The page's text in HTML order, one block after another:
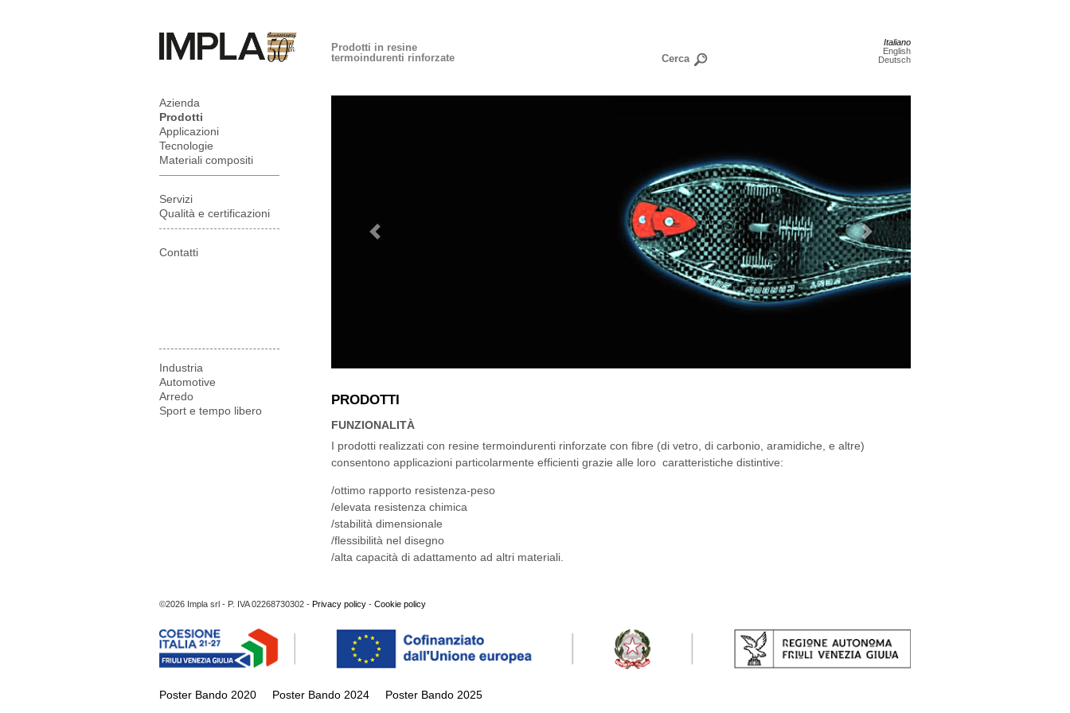
Prodotti in resine
termoindurenti rinforzate
Italiano
English
Deutsch
Azienda
Prodotti
Industria
Automotive
Arredo
Sport e tempo libero
Applicazioni
Tecnologie
Materiali compositi
Servizi
Qualità e certificazioni
Contatti
Previous Next
PRODOTTI
FUNZIONALITÀ
I prodotti realizzati con resine termoindurenti rinforzate con fibre (di vetro, di carbonio, aramidiche, e altre)
consentono applicazioni particolarmente efficienti grazie alle loro caratteristiche distintive:
ottimo rapporto resistenza-peso
elevata resistenza chimica
stabilità dimensionale
flessibilità nel disegno
alta capacità di adattamento ad altri materiali.
©2026 Impla srl - P. IVA 02268730302 - Privacy policy - Cookie policy
Poster Bando 2020 Poster Bando 2024 Poster Bando 2025